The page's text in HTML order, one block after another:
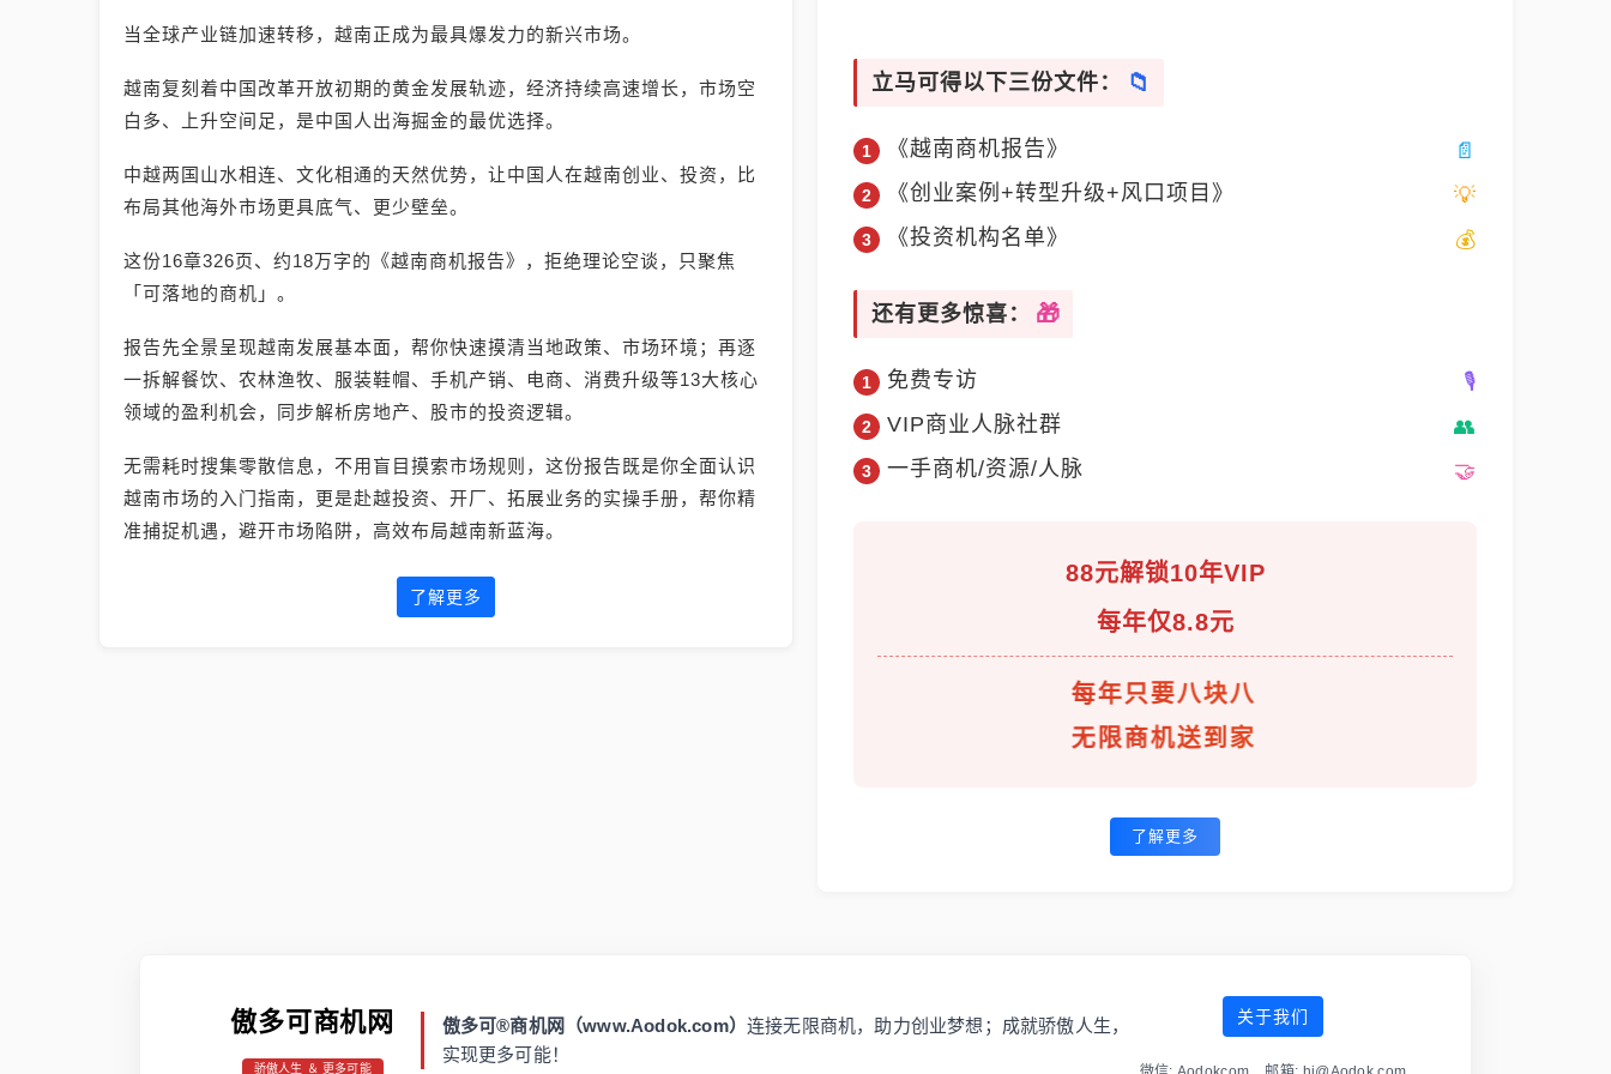
当全球产业链加速转移，越南正成为最具爆发力的新兴市场。
越南复刻着中国改革开放初期的黄金发展轨迹，经济持续高速增长，市场空
白多、上升空间足，是中国人出海掘金的最优选择。
中越两国山水相连、文化相通的天然优势，让中国人在越南创业、投资，比
布局其他海外市场更具底气、更少壁垒。
这份16章326页、约18万字的《越南商机报告》，拒绝理论空谈，只聚焦
「可落地的商机」。
报告先全景呈现越南发展基本面，帮你快速摸清当地政策、市场环境；再逐
一拆解餐饮、农林渔牧、服装鞋帽、手机产销、电商、消费升级等13大核心
领域的盈利机会，同步解析房地产、股市的投资逻辑。
无需耗时搜集零散信息，不用盲目摸索市场规则，这份报告既是你全面认识
越南市场的入门指南，更是赴越投资、开厂、拓展业务的实操手册，帮你精
准捕捉机遇，避开市场陷阱，高效布局越南新蓝海。
了解更多
立马可得以下三份文件：
《越南商机报告》
《创业案例+转型升级+风口项目》
《投资机构名单》
还有更多惊喜：
免费专访
VIP商业人脉社群
一手商机/资源/人脉
88元解锁10年VIP
每年仅8.8元
每年只要八块八
无限商机送到家
了解更多
傲多可商机网
骄傲人生 ＆ 更多可能
傲多可®商机网（www.Aodok.com）连接无限商机，助力创业梦想；成就骄傲人生，
实现更多可能！
关于我们